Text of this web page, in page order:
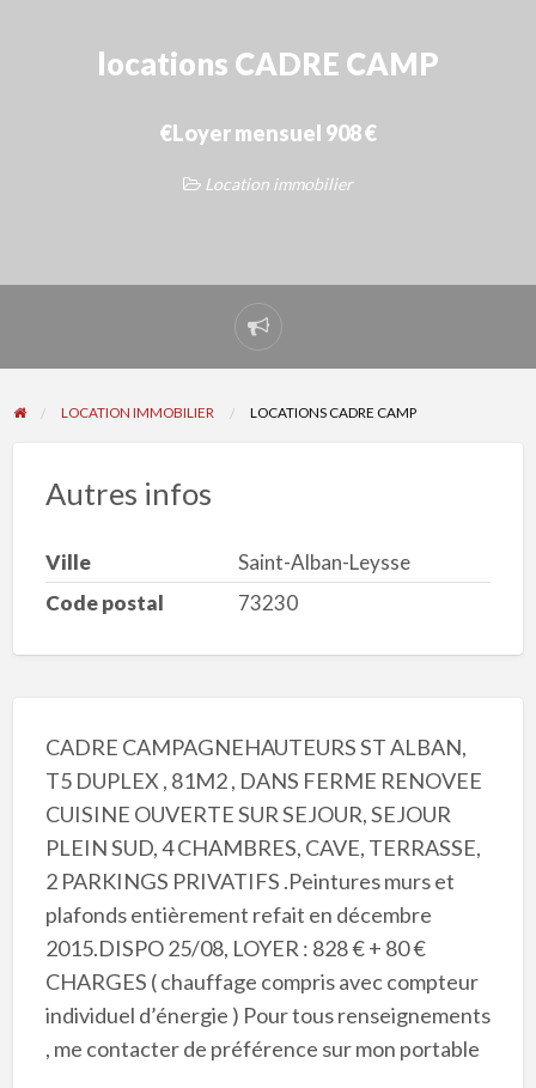
locations CADRE CAMP
€Loyer mensuel 908 €
Location immobilier
Signaler
un
problème
LOCATION IMMOBILIER LOCATIONS CADRE CAMP
Autres infos
Ville
Saint-Alban-Leysse
Code postal
73230
CADRE CAMPAGNEHAUTEURS ST ALBAN,
T5 DUPLEX , 81M2 , DANS FERME RENOVEE
CUISINE OUVERTE SUR SEJOUR, SEJOUR
PLEIN SUD, 4 CHAMBRES, CAVE, TERRASSE,
2 PARKINGS PRIVATIFS .Peintures murs et
plafonds entièrement refait en décembre
2015.DISPO 25/08, LOYER : 828 € + 80 €
CHARGES ( chauffage compris avec compteur
individuel d’énergie ) Pour tous renseignements
, me contacter de préférence sur mon portable